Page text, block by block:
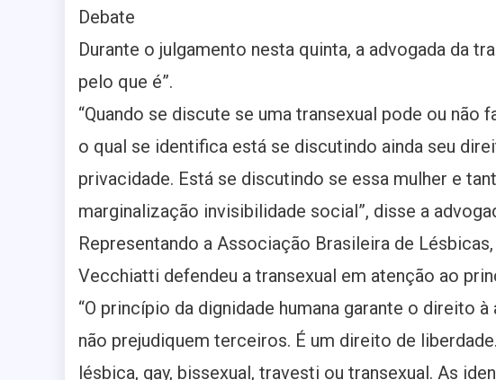
Debate
Durante o julgamento nesta quinta, a advogada da
pelo que é”.
“Quando se discute se uma transexual pode ou
o qual se identifica está se discutindo ainda seu
privacidade. Está se discutindo se essa mulher e
marginalização invisibilidade social”, disse a
Representando a Associação Brasileira de
Vecchiatti defendeu a transexual em atenção ao
“O princípio da dignidade humana garante o direito
não prejudiquem terceiros. É um direito de
lésbica, gay, bissexual, travesti ou transexual. As